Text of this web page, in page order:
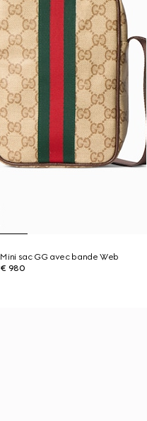
Mini sac GG avec bande Web
€ 980